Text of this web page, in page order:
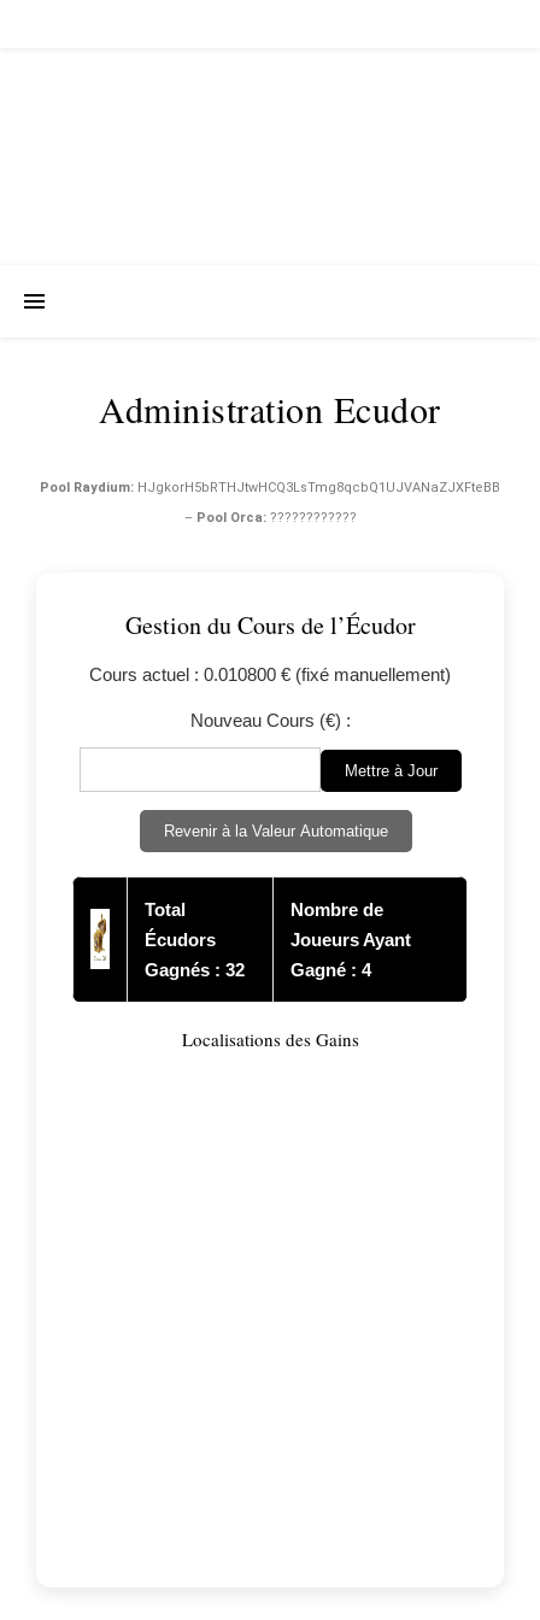
Administration Ecudor
Pool Raydium: HJgkorH5bRTHJtwHCQ3LsTmg8qcbQ1UJVANaZJXFteBB
– Pool Orca: ????????????
Gestion du Cours de l’Écudor
Cours actuel : 0.010800 € (fixé manuellement)
Nouveau Cours (€) :
Mettre à Jour
Revenir à la Valeur Automatique
Total
Écudors
Gagnés : 32
Nombre de
Joueurs Ayant
Gagné : 4
Localisations des Gains